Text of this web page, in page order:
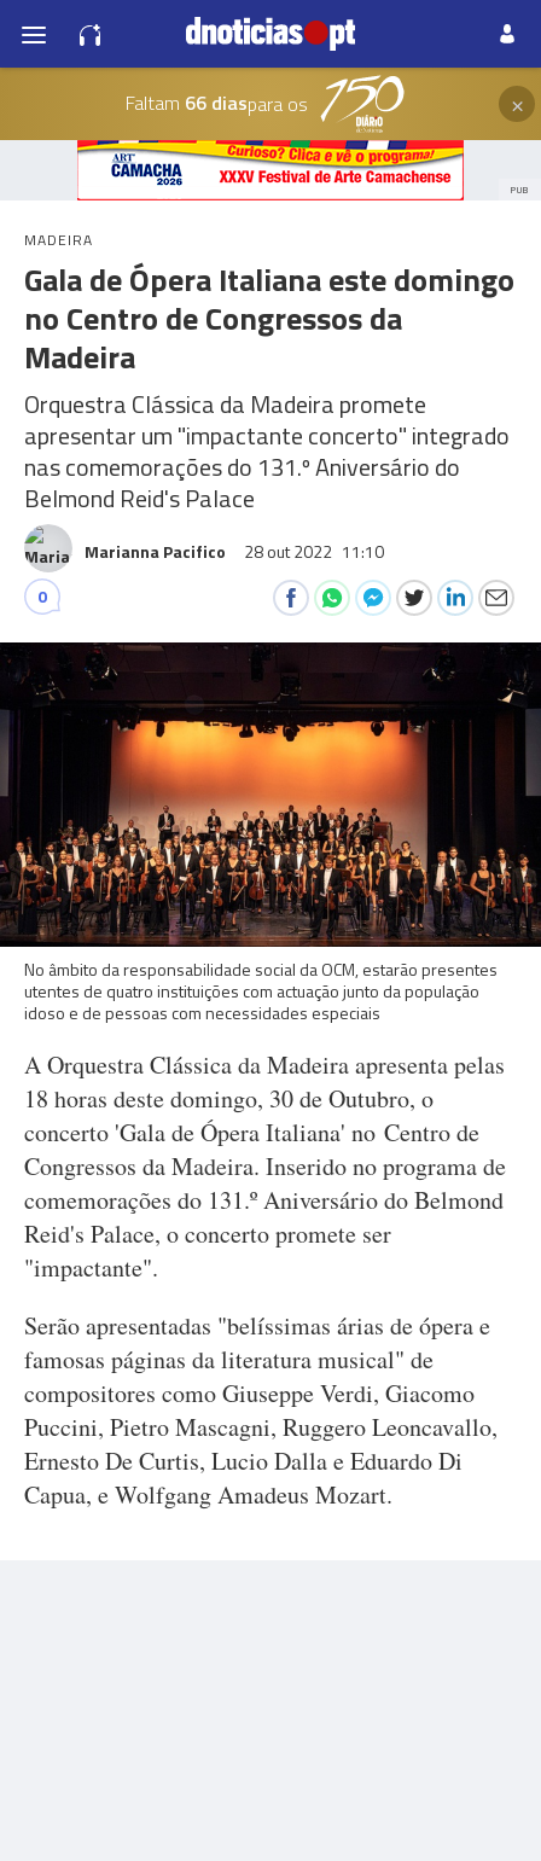
Faltam 66 diaspara os ×
PUB
MADEIRA
Gala de Ópera Italiana este domingo
no Centro de Congressos da
Madeira
Orquestra Clássica da Madeira promete
apresentar um "impactante concerto" integrado
nas comemorações do 131.º Aniversário do
Belmond Reid's Palace
Marianna Pacifico 28 out 2022 11:10
0
No âmbito da responsabilidade social da OCM, estarão presentes
utentes de quatro instituições com actuação junto da população
idoso e de pessoas com necessidades especiais
A Orquestra Clássica da Madeira apresenta pelas
18 horas deste domingo, 30 de Outubro, o
concerto 'Gala de Ópera Italiana' no Centro de
Congressos da Madeira. Inserido no programa de
comemorações do 131.º Aniversário do Belmond
Reid's Palace, o concerto promete ser
"impactante".
Serão apresentadas "belíssimas árias de ópera e
famosas páginas da literatura musical" de
compositores como Giuseppe Verdi, Giacomo
Puccini, Pietro Mascagni, Ruggero Leoncavallo,
Ernesto De Curtis, Lucio Dalla e Eduardo Di
Capua, e Wolfgang Amadeus Mozart.